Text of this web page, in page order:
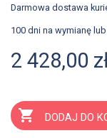
Darmowa dostawa
100 dni na wymianę
2 428,00
 DODAJ DO